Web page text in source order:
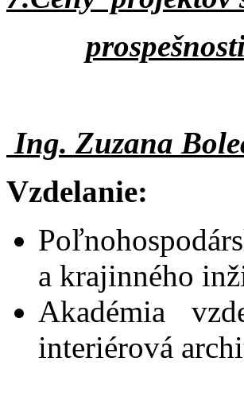
Ing. Zuzana
Vzdelanie:
a krajinného
Akadémia
interiérová